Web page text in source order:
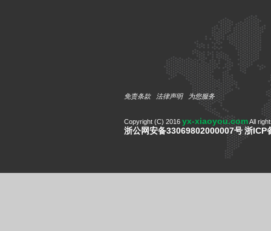
免责条款 法律声明 为您服务
Copyright (C) 2016 yx-xiaoyou.comAll
浙公网安备33069802000007号浙ICP